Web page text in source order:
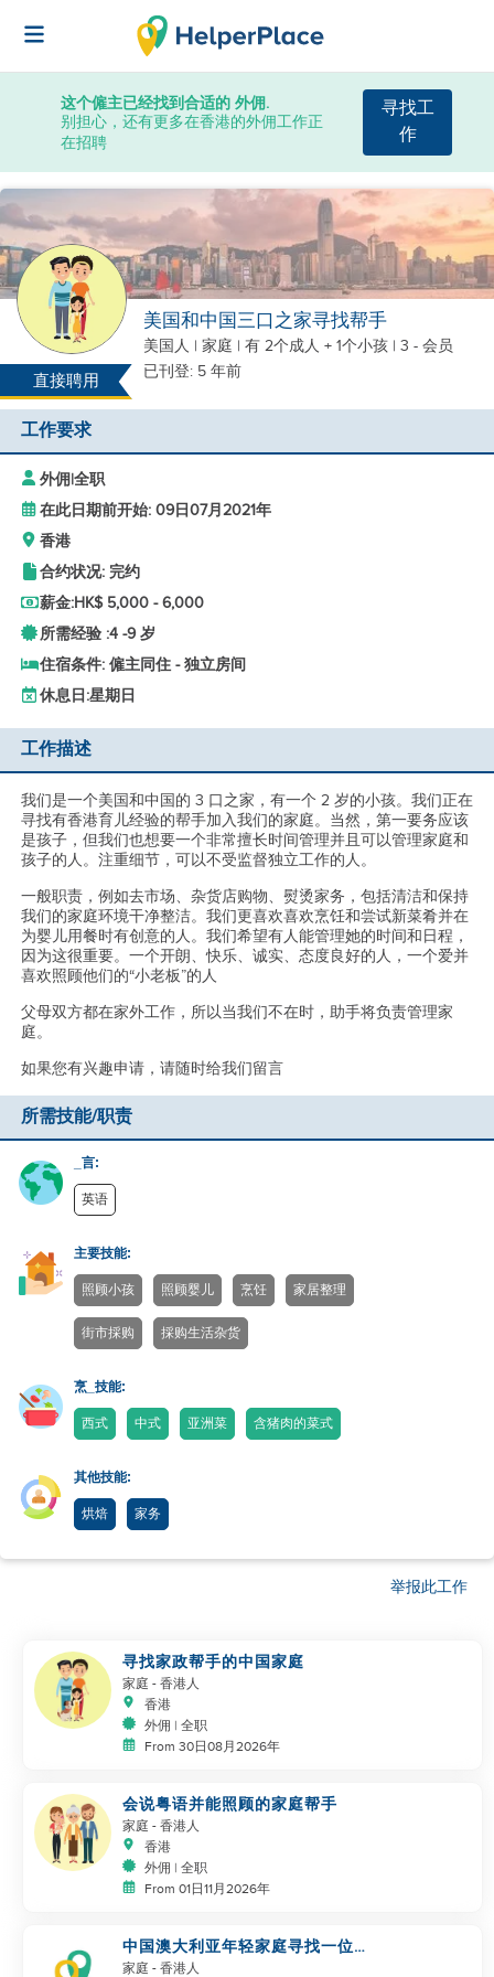
这个僱主已经找到合适的 外佣.
别担心，还有更多在香港的外佣工作正
在招聘
寻找工
作
直接聘用
美国和中国三口之家寻找帮手
美国人 | 家庭 | 有 2个成人 + 1个小孩 | 3 - 会员
已刊登: 5 年前
工作要求
外佣|全职
在此日期前开始: 09日07月2021年
香港
合约状况: 完约
薪金:HK$ 5,000 - 6,000
所需经验 :4 -9 岁
住宿条件: 僱主同住 - 独立房间
休息日:星期日
工作描述
我们是一个美国和中国的 3 口之家，有一个 2 岁的小孩。我们正在
寻找有香港育儿经验的帮手加入我们的家庭。当然，第一要务应该
是孩子，但我们也想要一个非常擅长时间管理并且可以管理家庭和
孩子的人。注重细节，可以不受监督独立工作的人。
一般职责，例如去市场、杂货店购物、熨烫家务，包括清洁和保持
我们的家庭环境干净整洁。我们更喜欢喜欢烹饪和尝试新菜肴并在
为婴儿用餐时有创意的人。我们希望有人能管理她的时间和日程，
因为这很重要。一个开朗、快乐、诚实、态度良好的人，一个爱并
喜欢照顾他们的“小老板”的人
父母双方都在家外工作，所以当我们不在时，助手将负责管理家
庭。
如果您有兴趣申请，请随时给我们留言
所需技能/职责
_言:
英语
主要技能:
照顾小孩 照顾婴儿 烹饪 家居整理
街市採购 採购生活杂货
烹_技能:
西式 中式 亚洲菜 含猪肉的菜式
其他技能:
烘焙 家务
举报此工作
寻找家政帮手的中国家庭
家庭 - 香港人
香港
外佣 | 全职
From 30日08月2026年
会说粤语并能照顾的家庭帮手
家庭 - 香港人
香港
外佣 | 全职
From 01日11月2026年
中国澳大利亚年轻家庭寻找一位伟
大的阿姨
家庭 - 香港人